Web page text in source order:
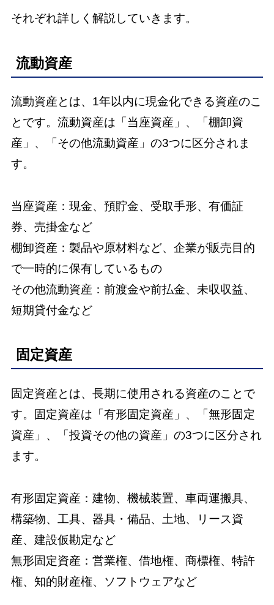
それぞれ詳しく解説していきます。
流動資産
流動資産とは、1年以内に現金化できる資産のこ
とです。流動資産は「当座資産」、「棚卸資
産」、「その他流動資産」の3つに区分されま
す。
当座資産：現金、預貯金、受取手形、有価証
券、売掛金など
棚卸資産：製品や原材料など、企業が販売目的
で一時的に保有しているもの
その他流動資産：前渡金や前払金、未収収益、
短期貸付金など
固定資産
固定資産とは、長期に使用される資産のことで
す。固定資産は「有形固定資産」、「無形固定
資産」、「投資その他の資産」の3つに区分され
ます。
有形固定資産：建物、機械装置、車両運搬具、
構築物、工具、器具・備品、土地、リース資
産、建設仮勘定など
無形固定資産：営業権、借地権、商標権、特許
権、知的財産権、ソフトウェアなど